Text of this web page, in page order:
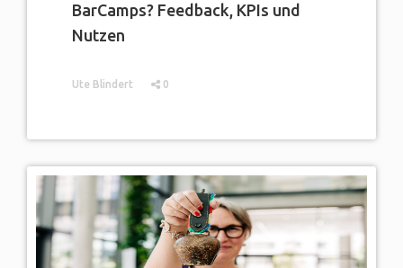
BarCamps? Feedback, KPIs und
Nutzen
Ute Blindert 0